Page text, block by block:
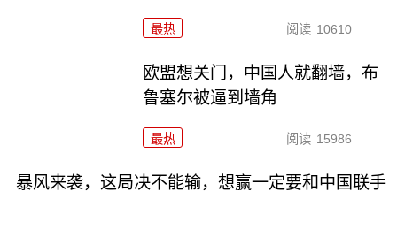
最热 阅读 10610
欧盟想关门，中国人就翻墙，布
鲁塞尔被逼到墙角
最热 阅读 15986
暴风来袭，这局决不能输，想赢一定要和中国联手